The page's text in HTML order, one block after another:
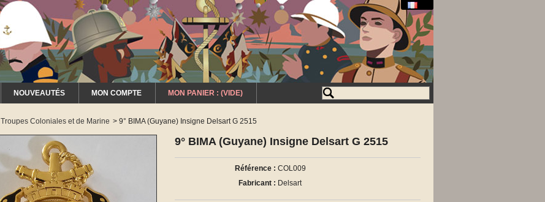
NOUVEAUTÉS MON COMPTE MON PANIER : (VIDE)
Troupes Coloniales et de Marine > 9° BIMA (Guyane) Insigne Delsart G 2515
9° BIMA (Guyane) Insigne Delsart G 2515
Référence : COL009
Fabricant : Delsart